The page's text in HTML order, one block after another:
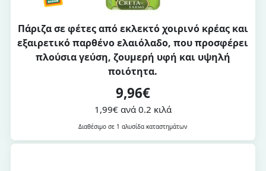
Πάριζα σε φέτες από εκλεκτό χοιρινό κρέας και
εξαιρετικό παρθένο ελαιόλαδο, που προσφέρει
πλούσια γεύση, ζουμερή υφή και υψηλή
ποιότητα.
9,96€
1,99€ ανά 0.2 κιλά
Διαθέσιμο σε 1 αλυσίδα καταστημάτων